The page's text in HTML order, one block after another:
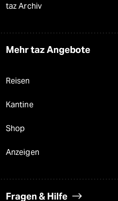
taz Archiv
Mehr taz Angebote
Reisen
Kantine
Shop
Anzeigen
Fragen & Hilfe